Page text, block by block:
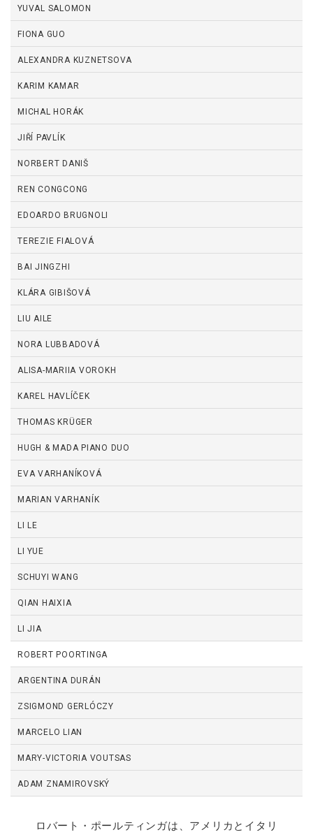
YUVAL SALOMON
FIONA GUO
ALEXANDRA KUZNETSOVA
KARIM KAMAR
MICHAL HORÁK
JIŘÍ PAVLÍK
NORBERT DANIŠ
REN CONGCONG
EDOARDO BRUGNOLI
TEREZIE FIALOVÁ
BAI JINGZHI
KLÁRA GIBIŠOVÁ
LIU AILE
NORA LUBBADOVÁ
ALISA-MARIIA VOROKH
KAREL HAVLÍČEK
THOMAS KRÜGER
HUGH & MADA PIANO DUO
EVA VARHANÍKOVÁ
MARIAN VARHANÍK
LI LE
LI YUE
SCHUYI WANG
QIAN HAIXIA
LI JIA
ROBERT POORTINGA
ARGENTINA DURÁN
ZSIGMOND GERLÓCZY
MARCELO LIAN
MARY-VICTORIA VOUTSAS
ADAM ZNAMIROVSKÝ
ロバート・ポールティンガは、アメリカとイタリ